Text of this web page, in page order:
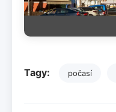
Tagy: počasí